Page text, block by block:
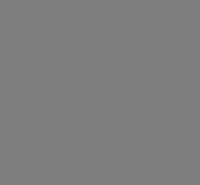
jednolitej kolorystyce, z jednakowych
najnowocześniejsze
by uzyskać jeszcze
duże przeszklenia
sprawdza się wtedy, gdy celem jest
dużych wymiarach, aby